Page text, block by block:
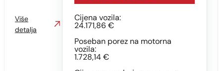
Cijena vozila:
24.171,86 €
Poseban porez na motorna
vozila:
1.728,14 €
Više
detalja